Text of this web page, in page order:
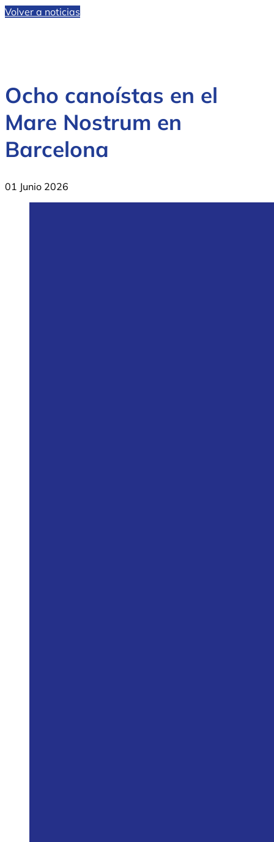
Volver a noticias
Ocho canoístas en el
Mare Nostrum en
Barcelona
01 Junio 2026